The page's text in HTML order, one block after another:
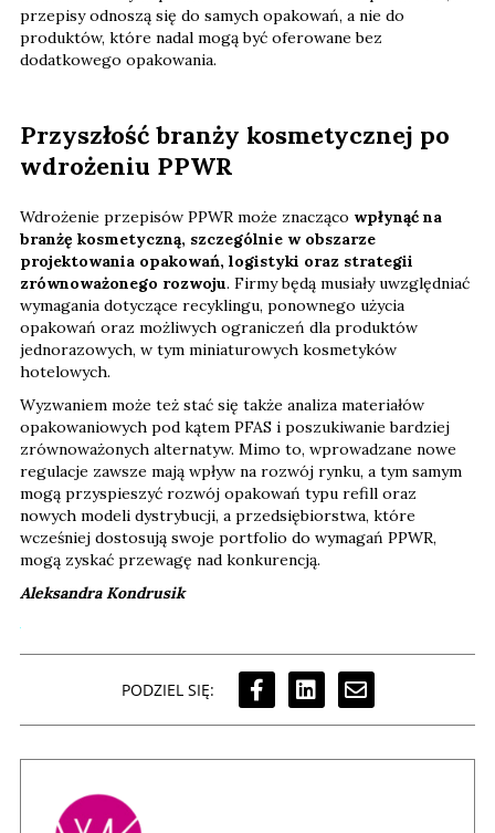
przepisy odnoszą się do samych opakowań, a nie do
produktów, które nadal mogą być oferowane bez
dodatkowego opakowania.
Przyszłość branży kosmetycznej po
wdrożeniu PPWR
Wdrożenie przepisów PPWR może znacząco wpłynąć na
branżę kosmetyczną, szczególnie w obszarze
projektowania opakowań, logistyki oraz strategii
zrównoważonego rozwoju. Firmy będą musiały uwzględniać
wymagania dotyczące recyklingu, ponownego użycia
opakowań oraz możliwych ograniczeń dla produktów
jednorazowych, w tym miniaturowych kosmetyków
hotelowych.
Wyzwaniem może też stać się także analiza materiałów
opakowaniowych pod kątem PFAS i poszukiwanie bardziej
zrównoważonych alternatyw. Mimo to, wprowadzane nowe
regulacje zawsze mają wpływ na rozwój rynku, a tym samym
mogą przyspieszyć rozwój opakowań typu refill oraz
nowych modeli dystrybucji, a przedsiębiorstwa, które
wcześniej dostosują swoje portfolio do wymagań PPWR,
mogą zyskać przewagę nad konkurencją.
Aleksandra Kondrusik
PODZIEL SIĘ: